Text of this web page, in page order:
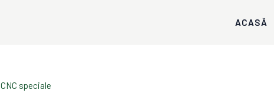
ACASĂ
CNC speciale